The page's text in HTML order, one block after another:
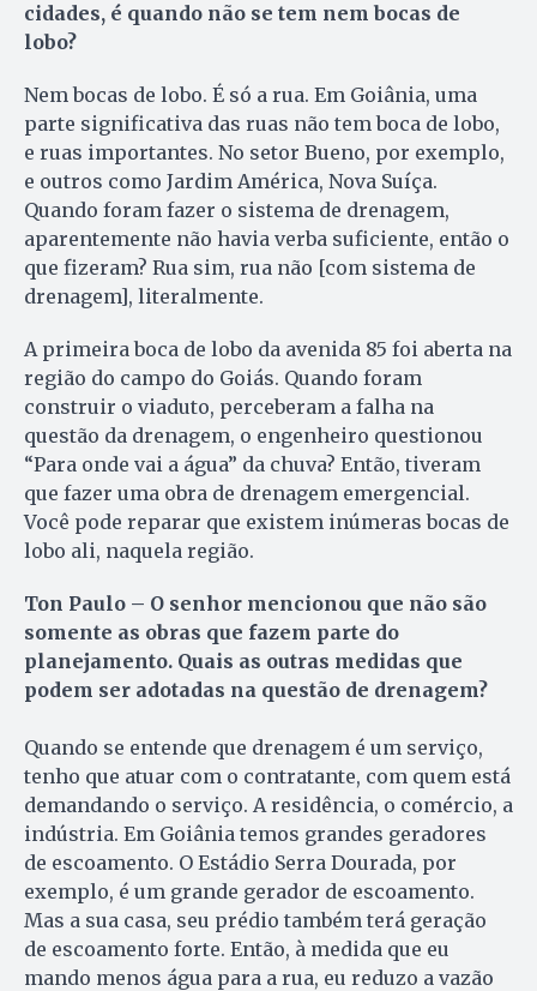
cidades, é quando não se tem nem bocas de
lobo?
Nem bocas de lobo. É só a rua. Em Goiânia, uma
parte significativa das ruas não tem boca de lobo,
e ruas importantes. No setor Bueno, por exemplo,
e outros como Jardim América, Nova Suíça.
Quando foram fazer o sistema de drenagem,
aparentemente não havia verba suficiente, então o
que fizeram? Rua sim, rua não [com sistema de
drenagem], literalmente.
A primeira boca de lobo da avenida 85 foi aberta na
região do campo do Goiás. Quando foram
construir o viaduto, perceberam a falha na
questão da drenagem, o engenheiro questionou
“Para onde vai a água” da chuva? Então, tiveram
que fazer uma obra de drenagem emergencial.
Você pode reparar que existem inúmeras bocas de
lobo ali, naquela região.
Ton Paulo – O senhor mencionou que não são
somente as obras que fazem parte do
planejamento. Quais as outras medidas que
podem ser adotadas na questão de drenagem?
Quando se entende que drenagem é um serviço,
tenho que atuar com o contratante, com quem está
demandando o serviço. A residência, o comércio, a
indústria. Em Goiânia temos grandes geradores
de escoamento. O Estádio Serra Dourada, por
exemplo, é um grande gerador de escoamento.
Mas a sua casa, seu prédio também terá geração
de escoamento forte. Então, à medida que eu
mando menos água para a rua, eu reduzo a vazão